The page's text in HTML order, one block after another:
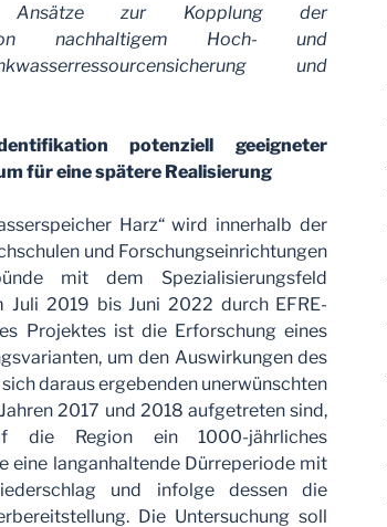
Ansätze zur Kopplung der
von nachhaltigem Hoch- und
und
potenziell geeigneter
für eine spätere Realisierung
Harz“ wird innerhalb der
und Forschungseinrichtungen
mit dem Spezialisierungsfeld
Juli 2019 bis Juni 2022 durch EFRE-
Projektes ist die Erforschung eines
um den Auswirkungen des
daraus ergebenden unerwünschten
2017 und 2018 aufgetreten sind,
die Region ein 1000-jährliches
eine langanhaltende Dürreperiode mit
und infolge dessen die
Die Untersuchung soll